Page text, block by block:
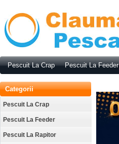
Pescuit La Crap Pescuit La Feeder
Categorii
Pescuit La Crap
Pescuit La Feeder
Pescuit La Rapitor